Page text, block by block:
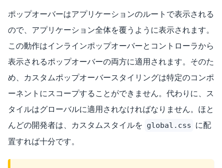
ポップオーバーはアプリケーションのルートで表示される
ので、アプリケーション全体を覆うように表示されます。
この動作はインラインポップオーバーとコントローラから
表示されるポップオーバーの両方に適用されます。そのた
め、カスタムポップオーバースタイリングは特定のコンポ
ーネントにスコープすることができません。代わりに、ス
タイルはグローバルに適用されなければなりません。ほと
んどの開発者は、カスタムスタイルを global.css に配
置すれば十分です。